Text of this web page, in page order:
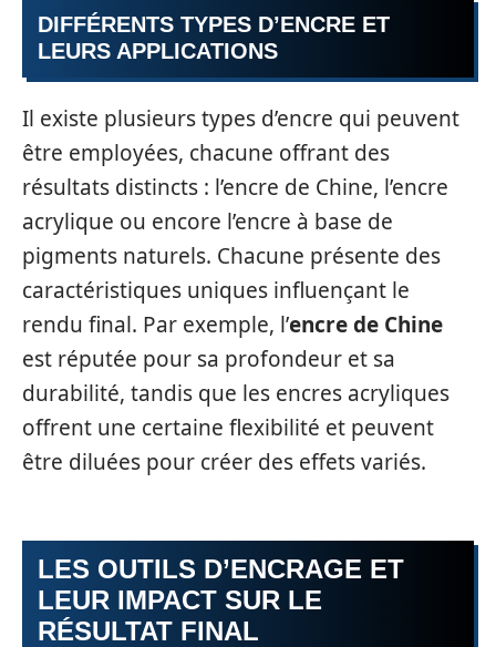
DIFFÉRENTS TYPES D’ENCRE ET
LEURS APPLICATIONS
Il existe plusieurs types d’encre qui peuvent
être employées, chacune offrant des
résultats distincts : l’encre de Chine, l’encre
acrylique ou encore l’encre à base de
pigments naturels. Chacune présente des
caractéristiques uniques influençant le
rendu final. Par exemple, l’encre de Chine
est réputée pour sa profondeur et sa
durabilité, tandis que les encres acryliques
offrent une certaine flexibilité et peuvent
être diluées pour créer des effets variés.
LES OUTILS D’ENCRAGE ET
LEUR IMPACT SUR LE
RÉSULTAT FINAL